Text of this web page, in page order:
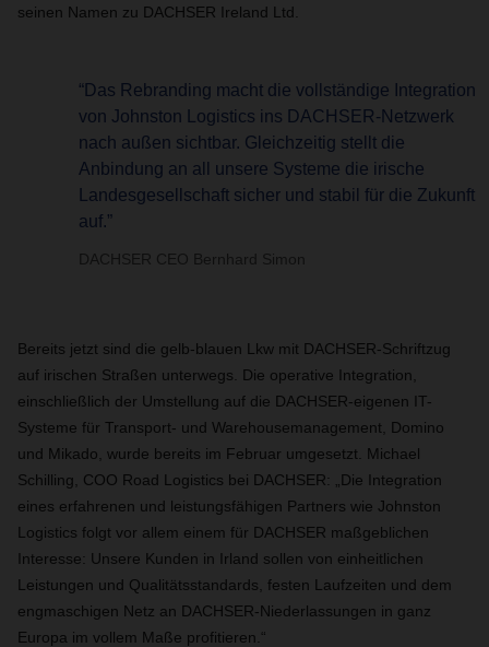
seinen Namen zu DACHSER Ireland Ltd.
“Das Rebranding macht die vollständige Integration
von Johnston Logistics ins DACHSER-Netzwerk
nach außen sichtbar. Gleichzeitig stellt die
Anbindung an all unsere Systeme die irische
Landesgesellschaft sicher und stabil für die Zukunft
auf.”
DACHSER CEO Bernhard Simon
Bereits jetzt sind die gelb-blauen Lkw mit DACHSER-Schriftzug
auf irischen Straßen unterwegs. Die operative Integration,
einschließlich der Umstellung auf die DACHSER-eigenen IT-
Systeme für Transport- und Warehousemanagement, Domino
und Mikado, wurde bereits im Februar umgesetzt. Michael
Schilling, COO Road Logistics bei DACHSER: „Die Integration
eines erfahrenen und leistungsfähigen Partners wie Johnston
Logistics folgt vor allem einem für DACHSER maßgeblichen
Interesse: Unsere Kunden in Irland sollen von einheitlichen
Leistungen und Qualitätsstandards, festen Laufzeiten und dem
engmaschigen Netz an DACHSER-Niederlassungen in ganz
Europa im vollem Maße profitieren.“